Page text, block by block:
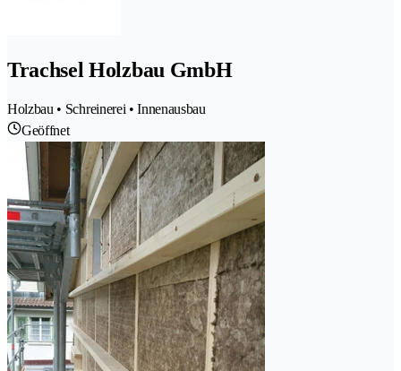
Trachsel Holzbau GmbH
Holzbau • Schreinerei • Innenausbau
Geöffnet